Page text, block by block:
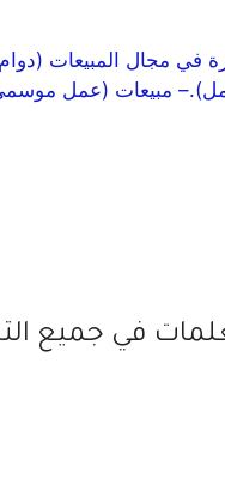
في مجال المبيعات
في جميع